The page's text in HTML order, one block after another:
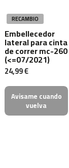
RECAMBIO
Embellecedor
lateral para cinta
de correr mc-260
(<=07/2021)
24,99 €
Avisame cuando
vuelva